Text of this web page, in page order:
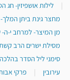
|
לילות אושפיזין- חג
מחצר גינת ביתן
מן המיצר- למרחב י-ה-
מסילת ישרים הרב
סימני ליל הסדר
עירובין
| פרקי